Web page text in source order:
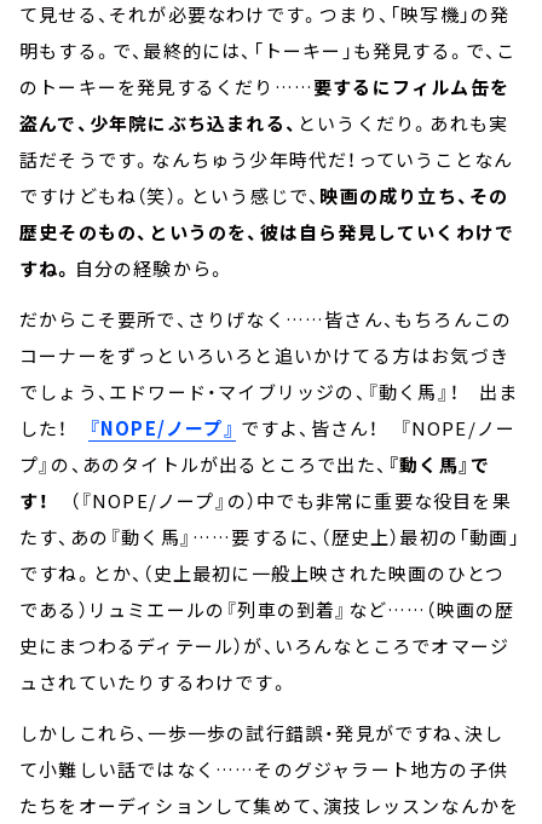
て見せる、それが必要なわけです。つまり、「映写機」の発
明もする。で、最終的には、「トーキー」も発見する。で、こ
のトーキーを発見するくだり……要するにフィルム缶を
盗んで、少年院にぶち込まれる、 というくだり。あれも実
話だそうです。なんちゅう少年時代だ！っていうことなん
ですけどもね（笑）。という感じで、 映画の成り立ち、その
歴史そのもの、というのを、彼は自ら発見していくわけで
すね。 自分の経験から。
だからこそ要所で、さりげなく……皆さん、もちろんこの
コーナーをずっといろいろと追いかけてる方はお気づき
でしょう、エドワード・マイブリッジの、『動く馬』！ 出ま
した！
『NOPE/ノープ』 ですよ、皆さん！ 『NOPE/ノー
プ』の、あのタイトルが出るところで出た、 『動く馬』で
す！
（『NOPE/ノープ』の）中でも非常に重要な役目を果
たす、あの『動く馬』……要するに、（歴史上）最初の「動画」
ですね。とか、（史上最初に一般上映された映画のひとつ
である）リュミエールの『列車の到着』など……（映画の歴
史にまつわるディテール）が、いろんなところでオマージ
ュされていたりするわけです。
しかしこれら、一歩一歩の試行錯誤・発見がですね、決し
て小難しい話ではなく……そのグジャラート地方の子供
たちをオーディションして集めて、演技レッスンなんかを